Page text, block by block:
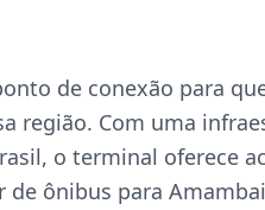
de conexão para
região. Com uma
o terminal oferece
de ônibus para